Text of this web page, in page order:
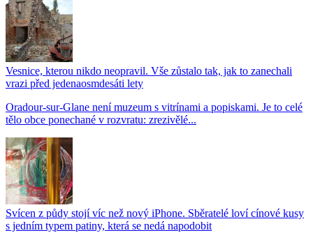
Vesnice, kterou nikdo neopravil. Vše zůstalo tak, jak to zanechali
vrazi před jedenaosmdesáti lety
Oradour-sur-Glane není muzeum s vitrínami a popiskami. Je to celé
tělo obce ponechané v rozvratu: zrezivělé...
Svícen z půdy stojí víc než nový iPhone. Sběratelé loví cínové kusy
s jedním typem patiny, která se nedá napodobit